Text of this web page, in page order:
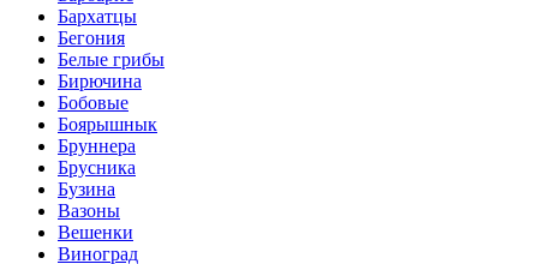
Бархатцы
Бегония
Белые грибы
Бирючина
Бобовые
Боярышнык
Бруннера
Брусника
Бузина
Вазоны
Вешенки
Виноград